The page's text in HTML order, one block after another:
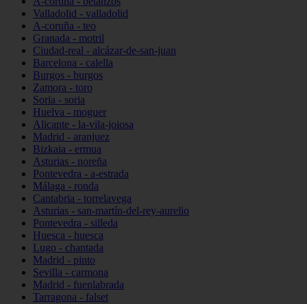
Valladolid - valladolid
A-coruña - teo
Granada - motril
Ciudad-real - alcázar-de-san-juan
Barcelona - calella
Burgos - burgos
Zamora - toro
Soria - soria
Huelva - moguer
Alicante - la-vila-joiosa
Madrid - aranjuez
Bizkaia - ermua
Asturias - noreña
Pontevedra - a-estrada
Málaga - ronda
Cantabria - torrelavega
Asturias - san-martín-del-rey-aurelio
Pontevedra - silleda
Huesca - huesca
Lugo - chantada
Madrid - pinto
Sevilla - carmona
Madrid - fuenlabrada
Tarragona - falset